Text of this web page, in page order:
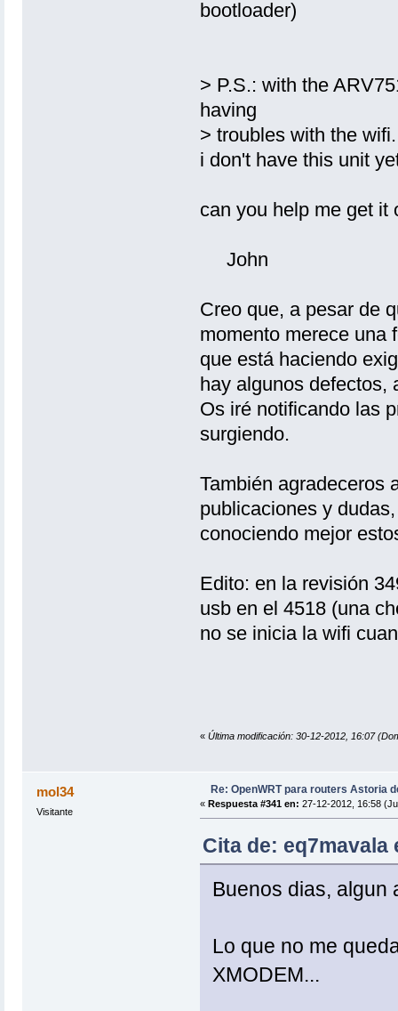
bootloader)
> P.S.: with the
having
> troubles with the wifi.
i don't have this unit
can you help me get it
John
Creo que, a pesar de
momento merece una
que está haciendo
hay algunos defectos,
Os iré notificando las
surgiendo.
También agradeceros
publicaciones y
conociendo mejor
Edito: en la revisión
usb en el 4518 (una
no se inicia la wifi
« Última modificación: 30-12-2012, 16:07
mol34
Visitante
Re: OpenWRT para routers Astoria
« Respuesta #341 en: 27-12-2012, 16:58
Cita de: eq7mavala
Buenos dias, algun
Lo que no me
XMODEM...